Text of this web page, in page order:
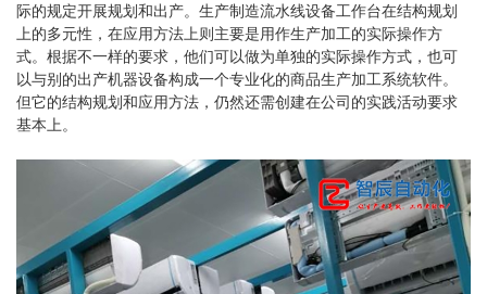
际的规定开展规划和出产。生产制造流水线设备工作台在结构规划
上的多元性，在应用方法上则主要是用作生产加工的实际操作方
式。根据不一样的要求，他们可以做为单独的实际操作方式，也可
以与别的出产机器设备构成一个专业化的商品生产加工系统软件。
但它的结构规划和应用方法，仍然还需创建在公司的实践活动要求
基本上。